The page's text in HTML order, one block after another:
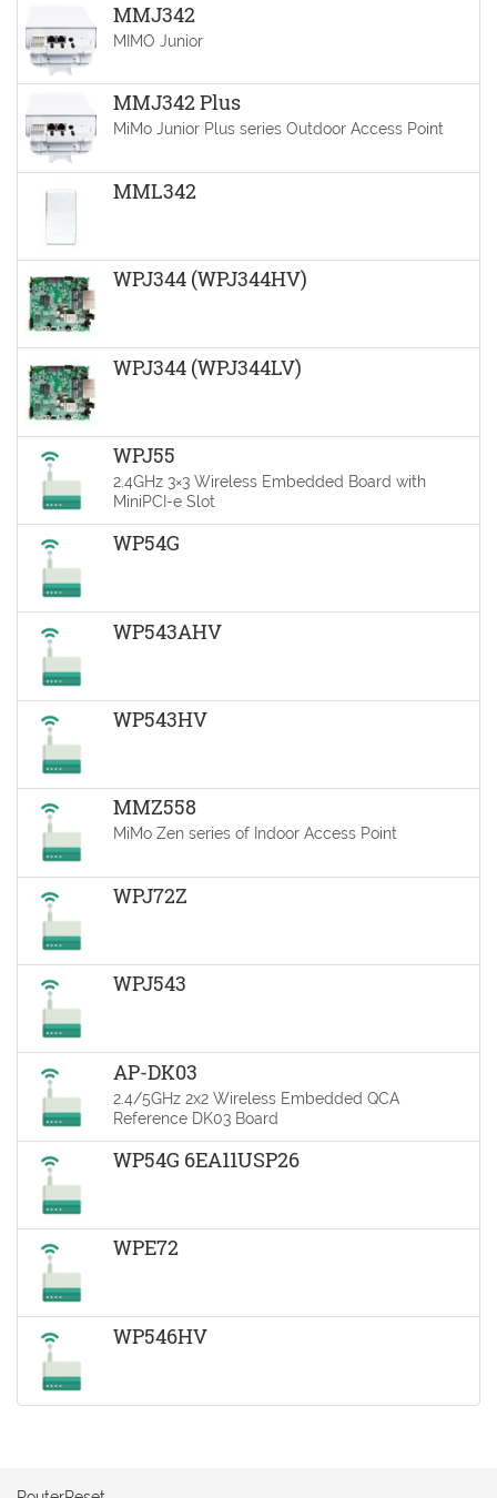
MMJ342
MIMO Junior
MMJ342 Plus
MiMo Junior Plus series Outdoor Access Point
MML342
WPJ344 (WPJ344HV)
WPJ344 (WPJ344LV)
WPJ55
2.4GHz 3×3 Wireless Embedded Board with
MiniPCI-e Slot
WP54G
WP543AHV
WP543HV
MMZ558
MiMo Zen series of Indoor Access Point
WPJ72Z
WPJ543
AP-DK03
2.4/5GHz 2x2 Wireless Embedded QCA
Reference DK03 Board
WP54G 6EA11USP26
WPE72
WP546HV